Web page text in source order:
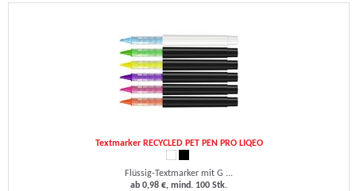
Textmarker RECYCLED PET PEN PRO LIQEO
Flüssig-Textmarker mit G ...
ab 0,98 €, mind. 100 Stk.